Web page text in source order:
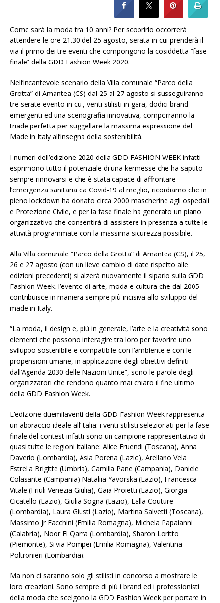
Come sarà la moda tra 10 anni? Per scoprirlo occorrerà
attendere le ore 21.30 del 25 agosto, serata in cui prenderà il
via il primo dei tre eventi che compongono la cosiddetta “fase
finale” della GDD Fashion Week 2020.
Nell’incantevole scenario della Villa comunale “Parco della
Grotta” di Amantea (CS) dal 25 al 27 agosto si susseguiranno
tre serate evento in cui, venti stilisti in gara, dodici brand
emergenti ed una scenografia innovativa, comporranno la
triade perfetta per suggellare la massima espressione del
Made in Italy all’insegna della sostenibilità.
I numeri dell’edizione 2020 della GDD FASHION WEEK infatti
esprimono tutto il potenziale di una kermesse che ha saputo
sempre rinnovarsi e che è stata capace di affrontare
l’emergenza sanitaria da Covid-19 al meglio, ricordiamo che in
pieno lockdown ha donato circa 2000 mascherine agli ospedali
e Protezione Civile, e per la fase finale ha generato un piano
organizzativo che consentirà di assistere in presenza a tutte le
attività programmate con la massima sicurezza possibile.
Alla Villa comunale “Parco della Grotta” di Amantea (CS), il 25,
26 e 27 agosto (con un lieve cambio di date rispetto alle
edizioni precedenti) si alzerà nuovamente il sipario sulla GDD
Fashion Week, l’evento di arte, moda e cultura che dal 2005
contribuisce in maniera sempre più incisiva allo sviluppo del
made in Italy.
“La moda, il design e, più in generale, l’arte e la creatività sono
elementi che possono interagire tra loro per favorire uno
sviluppo sostenibile e compatibile con l’ambiente e con le
propensioni umane, in applicazione degli obiettivi definiti
dall’Agenda 2030 delle Nazioni Unite”, sono le parole degli
organizzatori che rendono quanto mai chiaro il fine ultimo
della GDD Fashion Week.
L’edizione duemilaventi della GDD Fashion Week rappresenta
un abbraccio ideale all’Italia: i venti stilisti selezionati per la fase
finale del contest infatti sono un campione rappresentativo di
quasi tutte le regioni italiane: Alice Fruendi (Toscana), Anna
Daverio (Lombardia), Asia Porena (Lazio), Arellano Vela
Estrella Brigitte (Umbria), Camilla Pane (Campania), Daniele
Colasante (Campania) Nataliia Yavorska (Lazio), Francesca
Vitale (Friuli Venezia Giulia), Gaia Proietti (Lazio), Giorgia
Cicatello (Lazio), Giulia Sogna (Lazio), Lalla Couture
(Lombardia), Laura Giusti (Lazio), Martina Salvetti (Toscana),
Massimo Jr Facchini (Emilia Romagna), Michela Papaianni
(Calabria), Noor El Qarra (Lombardia), Sharon Loritto
(Piemonte), Silvia Pompei (Emilia Romagna), Valentina
Poltronieri (Lombardia).
Ma non ci saranno solo gli stilisti in concorso a mostrare le
loro creazioni. Sono sempre di più i brand ed i professionisti
della moda che scelgono la GDD Fashion Week per portare in